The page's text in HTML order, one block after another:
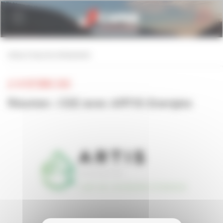
Personnaliser la gestion des cookies